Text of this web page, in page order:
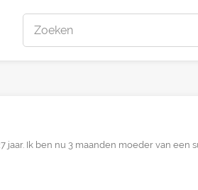
Zoeken
jaar. Ik ben nu 3 maanden moeder van een